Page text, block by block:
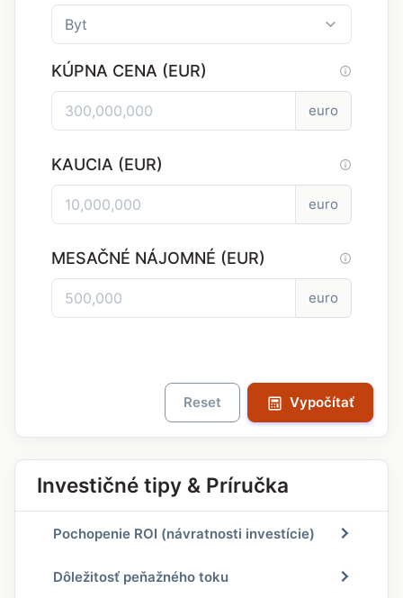
KÚPNA CENA (EUR)
euro
KAUCIA (EUR)
euro
MESAČNÉ NÁJOMNÉ (EUR)
euro
Reset Vypočítať
Investičné tipy & Príručka
Pochopenie ROI (návratnosti investície)
Dôležitosť peňažného toku